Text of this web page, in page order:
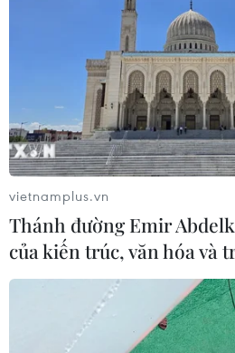
vietnamplus.vn
Thánh đường Emir
của kiến trúc, văn hóa và